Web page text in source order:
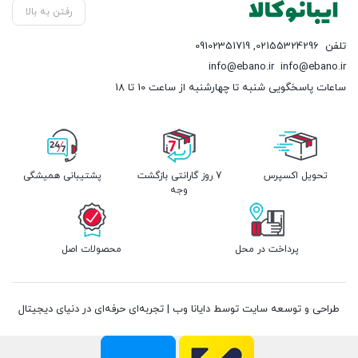
رفتن به بالا
تلفن 02155324296
,
09102351719
info@ebano.ir
info@ebano.ir
ساعات پاسخگویی شنبه تا چهارشنبه از ساعت 10 تا 18
تحویل اکسپرس
7 روز گارانتی بازگشت
وجه
پشتیبانی همیشگی
پرداخت در محل محصولات اصل
طراحی و توسعه سایت توسط دایانا وب | تجربه‌ای حرفه‌ای در دنیای دیجیتال